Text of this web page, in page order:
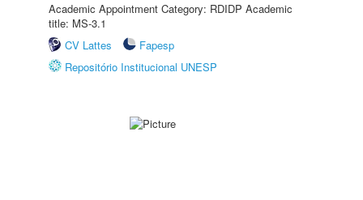
Academic Appointment Category: RDIDP Academic
title: MS-3.1
CV Lattes
Fapesp
Repositório Institucional UNESP